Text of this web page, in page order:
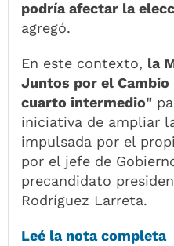
podría afectar la
agregó.
En este contexto, la
Juntos por el
cuarto intermedio"
iniciativa de ampliar
impulsada por el
por el jefe de
precandidato
Rodríguez Larreta.
Leé la nota completa